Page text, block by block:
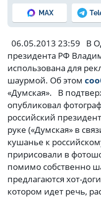
MAX
06.05.2013 23:59 В
президента РФ
использована для
шаурмой. Об этом
«Думская». В
опубликовал
российский
руке («Думская» в
кушанье к
пририсовали в
помимо собственно
предлагаются хот-
котором идет речь,